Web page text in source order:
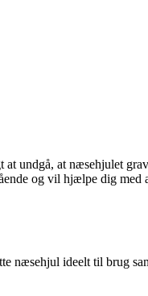
undgå, at næsehjulet
og vil hjælpe dig med
næsehjul ideelt til brug